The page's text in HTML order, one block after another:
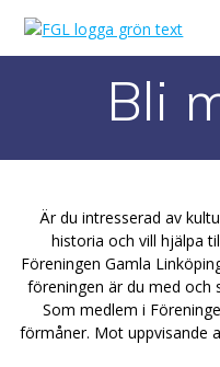
Bli
Är du intresserad av
historia och vill hjälpa
Föreningen Gamla
föreningen är du med och
Som medlem i
förmåner. Mot uppvisande